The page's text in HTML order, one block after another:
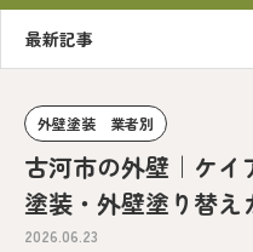
最新記事
外壁塗装 業者別
古河市の外壁｜ケ
塗装・外壁塗り替え
2026.06.23